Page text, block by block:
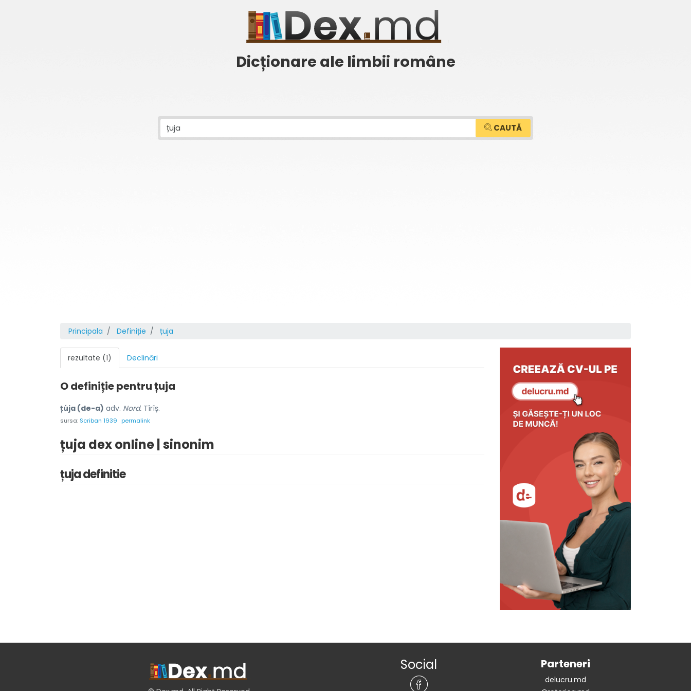
Dicționare ale limbii române
CAUTĂ
Principala Definiție țuja
rezultate (1) Declinări
O definiție pentruțuja
țúja (de-a) adv. Nord. Tîrîș.
sursa: Scriban 1939 permalink
țuja dex online | sinonim
țuja definitie
Social Parteneri
delucru.md